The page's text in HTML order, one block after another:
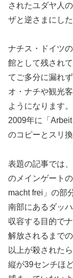
されたユダヤ人
ザと逆さまにし
ナチス・ドイツ
館として残され
てご多分に漏れ
オ・ナチや観光
ようになります
2009年に「
のコピーとスリ
表題の記事では
のメインゲート
macht frei」の部
南部にあるダッ
収容する目的で
解放されるまで
以上が殺された
縦が39センチほ